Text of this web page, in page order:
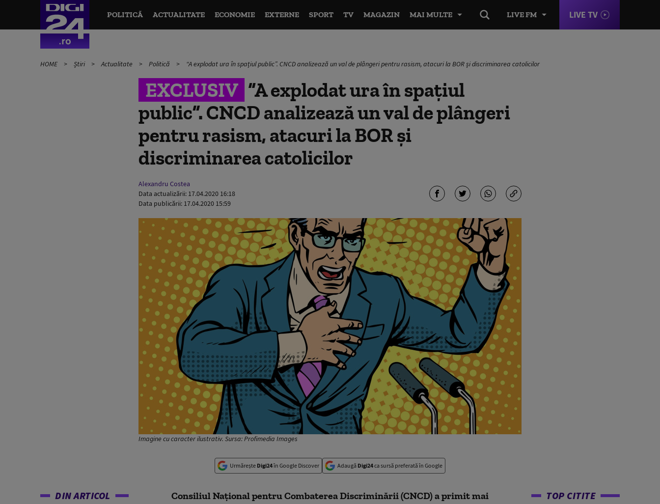
LIVE FM LIVE TV
POLITICĂ ACTUALITATE ECONOMIE EXTERNE SPORT TV MAGAZIN MAI MULTE
HOME Știri Actualitate Politică “A explodat ura în spațiul public”. CNCD analizează un val de plângeri pentru rasism, atacuri la BOR și discriminarea catolicilor
EXCLUSIV “A explodat ura în spațiul
public”. CNCD analizează un val de plângeri
pentru rasism, atacuri la BOR și
discriminarea catolicilor
Alexandru Costea
Data actualizării: 17.04.2020 16:18
Data publicării: 17.04.2020 15:59
Imagine cu caracter ilustrativ. Sursa: Profimedia Images
Urmărește Digi24în Google Discover Adaugă Digi24ca sursă preferată în Google
DIN ARTICOL
Consiliul Național pentru Combaterea Discriminării (CNCD) a primit mai
TOP CITITE